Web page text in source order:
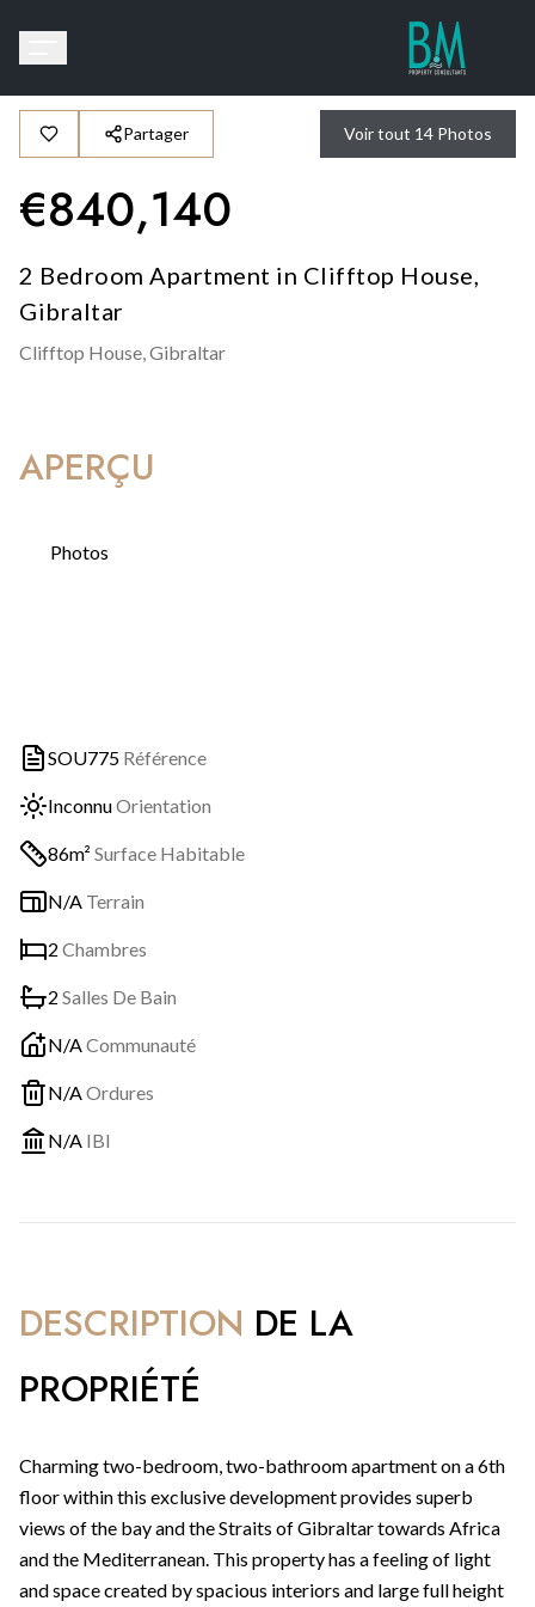
Partager Voir tout 14 Photos
€840,140
2 Bedroom Apartment in Clifftop House,
Gibraltar
Clifftop House,Gibraltar
APERÇU
Photos
SOU775 Référence
InconnuOrientation
86m² Surface Habitable
N/A Terrain
2 Chambres
2 Salles De Bain
N/ACommunauté
N/AOrdures
N/A IBI
DESCRIPTION DE LA
PROPRIÉTÉ
Charming two-bedroom, two-bathroom apartment on a 6th
floor within this exclusive development provides superb
views of the bay and the Straits of Gibraltar towards Africa
and the Mediterranean. This property has a feeling of light
and space created by spacious interiors and large full height